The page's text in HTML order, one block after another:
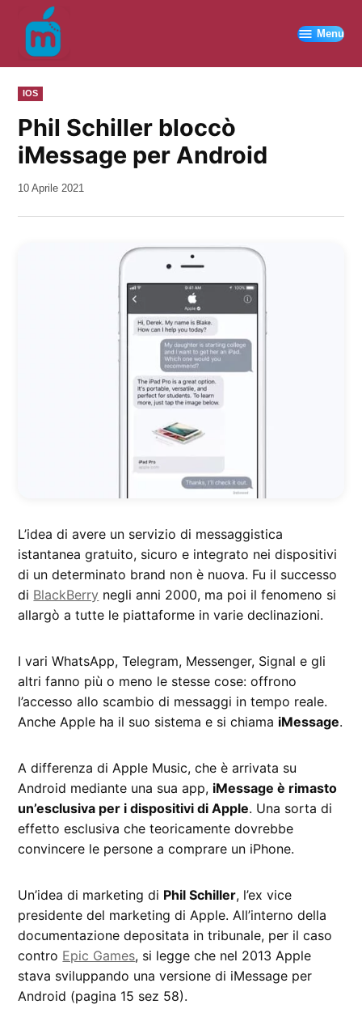
contenuto
Menu
PUBBLICATO
IN
IOS
Phil Schiller bloccò
iMessage per Android
da
10 Aprile 2021
L’idea di avere un servizio di messaggistica
istantanea gratuito, sicuro e integrato nei dispositivi
di un determinato brand non è nuova. Fu il successo
di BlackBerry negli anni 2000, ma poi il fenomeno si
allargò a tutte le piattaforme in varie declinazioni.
I vari WhatsApp, Telegram, Messenger, Signal e gli
altri fanno più o meno le stesse cose: offrono
l’accesso allo scambio di messaggi in tempo reale.
Anche Apple ha il suo sistema e si chiama iMessage.
A differenza di Apple Music, che è arrivata su
Android mediante una sua app, iMessage è rimasto
un’esclusiva per i dispositivi di Apple. Una sorta di
effetto esclusiva che teoricamente dovrebbe
convincere le persone a comprare un iPhone.
Un’idea di marketing di Phil Schiller, l’ex vice
presidente del marketing di Apple. All’interno della
documentazione depositata in tribunale, per il caso
contro Epic Games, si legge che nel 2013 Apple
stava sviluppando una versione di iMessage per
Android (pagina 15 sez 58).